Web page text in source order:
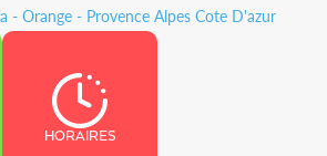
- Orange - Provence Alpes Cote D'azur
HORAIRES